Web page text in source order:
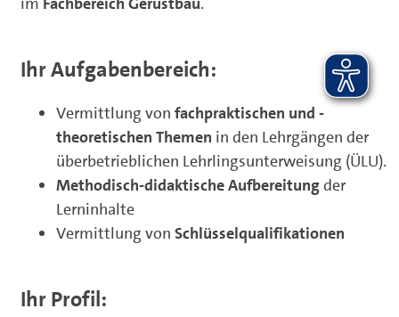
Ihr Aufgabenbereich:
Vermittlung von fachpraktischen und -
theoretischen Themen in den Lehrgängen der
überbetrieblichen Lehrlingsunterweisung (ÜLU).
Methodisch-didaktische Aufbereitungder
Lerninhalte
Vermittlung von Schlüsselqualifikationen
Ihr Profil: